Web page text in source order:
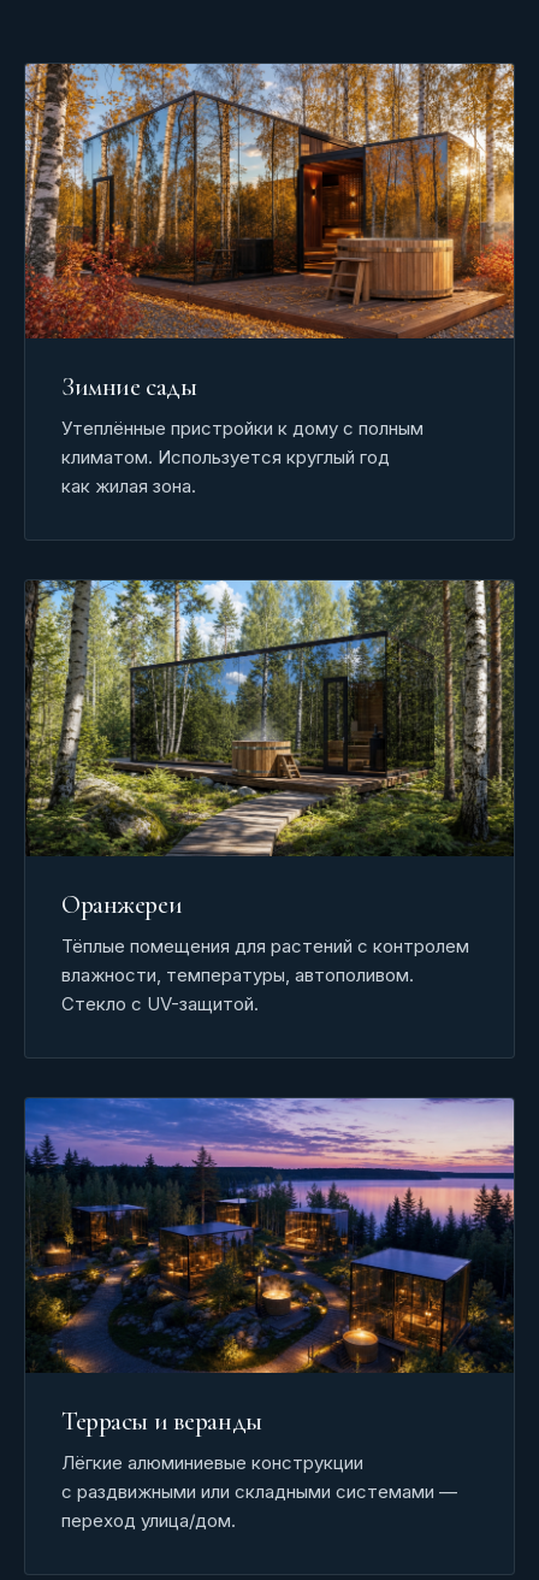
Зимние сады
Утеплённые пристройки к дому с полным
климатом. Используется круглый год
как жилая зона.
Оранжереи
Тёплые помещения для растений с контролем
влажности, температуры, автополивом.
Стекло с UV-защитой.
Террасы и веранды
Лёгкие алюминиевые конструкции
с раздвижными или складными системами —
переход улица/дом.